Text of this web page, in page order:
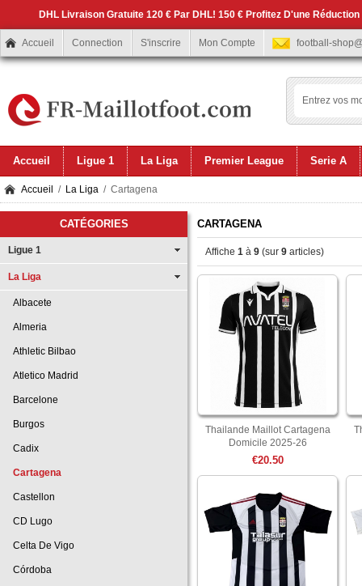
DHL Livraison Gratuite 120 € Par DHL! 150 € Profitez D'une
Accueil Connection S'inscrire Mon Compte football-
Accueil Ligue 1 La Liga Premier League Serie A
Accueil / La Liga / Cartagena
CATÉGORIES
Ligue 1
La Liga
Albacete
Almeria
Athletic Bilbao
Atletico Madrid
Barcelone
Burgos
Cadix
Cartagena
Castellon
CD Lugo
Celta De Vigo
Córdoba
CARTAGENA
Affiche 1 à 9 (sur 9 articles)
Thailande Maillot Cartagena
Domicile 2025-26
€20.50